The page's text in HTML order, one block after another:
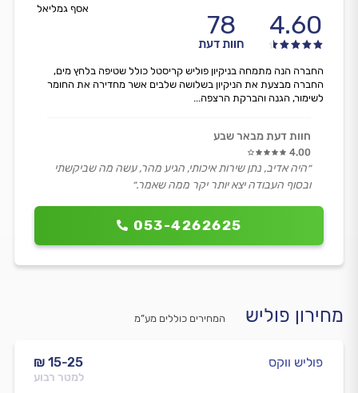
אסף גמליאל
4.60
78
חוות דעת
053-4262625
החברה הנה מתמחה בניקיון פוליש קריסטל כולל שטיפה בלחץ מים,
החברה מבצעת את הניקיון בשלושה שלבים אשר מחדירה את החומר
לשימור, הגנה והברקת הרצפה...
חוות דעת מבאר שבע
4.00
״היה אדיב, נתן שירות איכותי, הגיע מהר, עשה מה שביקשתי
ובסוף העבודה יצא יותר יקר ממה שאמר.״
מחירון פוליש המחירים כוללים מע”מ
₪ 15-25
למטר רבוע
פוליש ווקס